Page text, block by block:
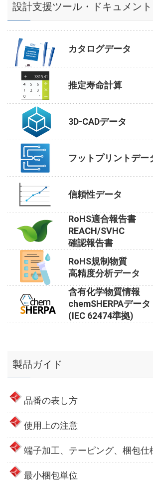
設計支援ツール・ドキュメント
カタログデータ
推定寿命計算
3D-CADデータ
フットプリントデー
信頼性データ
RoHS適合報告書
REACH/SVHC
確認報告書
RoHS規制物質
高精度分析データ
含有化学物質情報
chemSHERPAデータ
(IEC 62474準拠)
製品ガイド
品番の表し方
使用上の注意
端子加工、テーピング、梱包仕
最小梱包単位